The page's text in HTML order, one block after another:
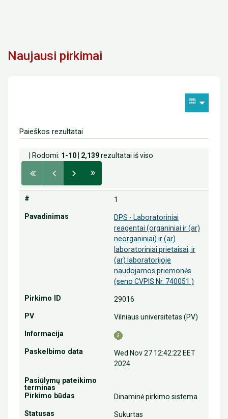
Naujausi pirkimai
Paieškos rezultatai
| Rodomi: 1-10 2,139rezultatai iš viso.
1
DPS - Laboratoriniai
reagentai (organiniai ir (ar)
neorganiniai) ir (ar)
laboratoriniai prietaisai, ir
(ar) laboratorijoje
naudojamos priemonės
(seno CVPIS Nr. 740051 )
29016
Vilniaus universitetas (PV)
Wed Nov 27 12:42:22 EET
2024
Dinaminė pirkimo sistema
Sukurtas